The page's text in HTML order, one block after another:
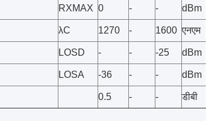
RXMAX 0 - - dBm
λC 1270 - 1600 एनएम
LOSD - - -25 dBm
LOSA -36 - - dBm
0.5 - - डीबी